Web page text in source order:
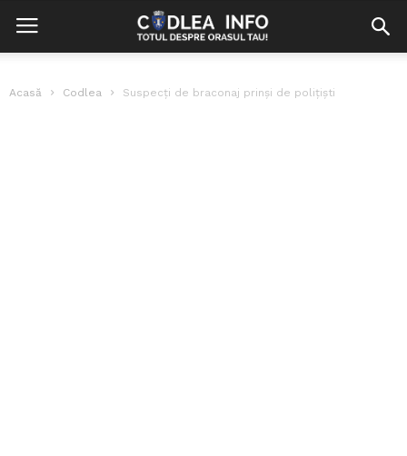
Acasă Codlea Suspecţi de braconaj prinşi de poliţişti